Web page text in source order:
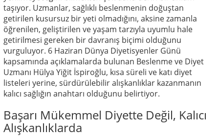
taşıyor. Uzmanlar, sağlıklı beslenmenin doğuştan
getirilen kusursuz bir yeti olmadığını, aksine zamanla
öğrenilen, geliştirilen ve yaşam tarzıyla uyumlu hale
getirilmesi gereken bir davranış biçimi olduğunu
vurguluyor. 6 Haziran Dünya Diyetisyenler Günü
kapsamında açıklamalarda bulunan Beslenme ve Diyet
Uzmanı Hülya Yiğit İspiroğlu, kısa süreli ve katı diyet
listeleri yerine, sürdürülebilir alışkanlıklar kazanmanın
kalıcı sağlığın anahtarı olduğunu belirtiyor.
Başarı Mükemmel Diyette Değil, Kalıcı
Alışkanlıklarda